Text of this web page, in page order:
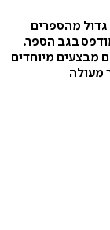
גדול מהספרים
בגב הספר.
מבצעים מיוחדים
מעולה